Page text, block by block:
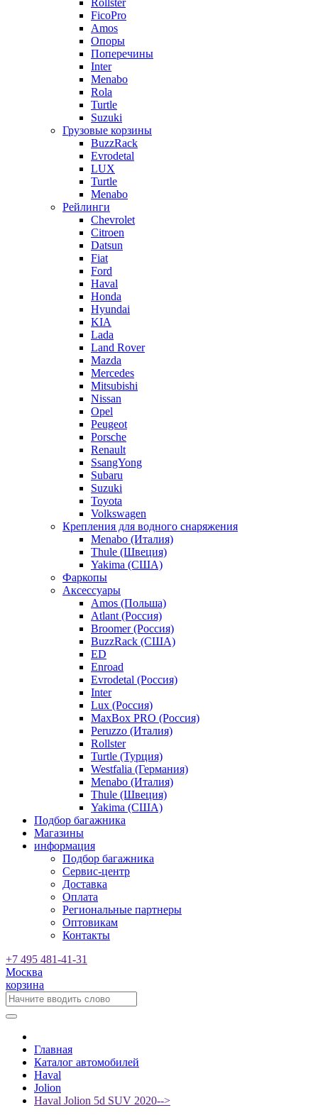
Rollster
FicoPro
Amos
Опоры
Поперечины
Inter
Menabo
Rola
Turtle
Suzuki
Грузовые корзины
BuzzRack
Evrodetal
LUX
Turtle
Menabo
Рейлинги
Chevrolet
Citroen
Datsun
Fiat
Ford
Haval
Honda
Hyundai
KIA
Lada
Land Rover
Mazda
Mercedes
Mitsubishi
Nissan
Opel
Peugeot
Porsche
Renault
SsangYong
Subaru
Suzuki
Toyota
Volkswagen
Крепления для водного снаряжения
Menabo (Италия)
Thule (Швеция)
Yakima (США)
Фаркопы
Аксессуары
Amos (Польша)
Atlant (Россия)
Broomer (Россия)
BuzzRack (США)
ED
Enroad
Evrodetal (Россия)
Inter
Lux (Россия)
MaxBox PRO (Россия)
Peruzzo (Италия)
Rollster
Turtle (Турция)
Westfalia (Германия)
Menabo (Италия)
Thule (Швеция)
Yakima (США)
Подбор багажника
Магазины
информация
Подбор багажника
Сервис-центр
Доставка
Оплата
Региональные партнеры
Оптовикам
Контакты
+7 495 481-41-31
Москва
корзина
Главная
Каталог автомобилей
Haval
Jolion
Haval Jolion 5d SUV 2020-->